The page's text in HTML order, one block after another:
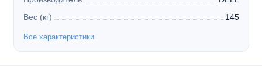
Вес (кг)
145
Все характеристики